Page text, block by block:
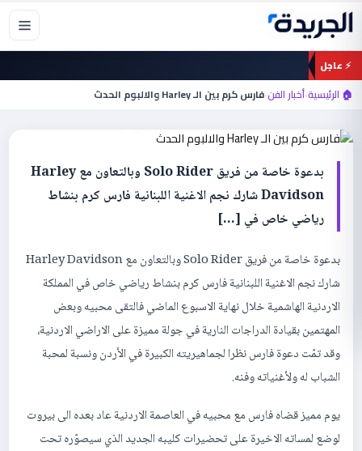
تخطي
المحتوى
⚡ عاجل
🏠 الرئيسية›أخبار الفن›فارس كرم بين الـ Harley والالبوم الحدث أخبار الفن
بدعوة خاصة من فريق Solo Rider وبالتعاون مع Harley
Davidson شارك نجم الاغنية اللبنانية فارس كرم بنشاط
رياضي خاص في […]
بدعوة خاصة من فريق Solo Rider وبالتعاون مع Harley Davidson
شارك نجم الاغنية اللبنانية فارس كرم بنشاط رياضي خاص في المملكة
الاردنية الهاشمية خلال نهاية الاسبوع الماضي فالتقى محبيه وبعض
المهتمين بقيادة الدراجات النارية في جولة مميزة على الاراضي الاردنية،
وقد تمّت دعوة فارس نظرا لجماهيريته الكبيرة في الأردن ونسبة لمحبة
الشباب له ولأغنياته وفنه.
يوم مميز قضاه فارس مع محبيه في العاصمة الاردنية عاد بعده الى بيروت
لوضع لمساته الاخيرة على تحضيرات كليبه الجديد الذي سيصوّره تحت